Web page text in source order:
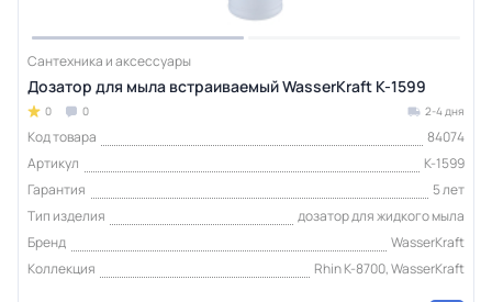
Сантехника и аксессуары
Дозатор для мыла встраиваемый WasserKraft K-1599
0 0 2-4 дня
Код товара
84074
Артикул
K-1599
Гарантия
5 лет
Тип изделия
дозатор для жидкого мыла
Бренд
WasserKraft
Коллекция
Rhin K-8700, WasserKraft